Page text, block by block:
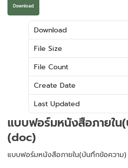
Download
Download
File Size
File Count
Create Date
Last Updated
แบบฟอร์มหนังสือภายใน
(doc)
แบบฟอร์มหนังสือภายใน(บันทึกข้อความ